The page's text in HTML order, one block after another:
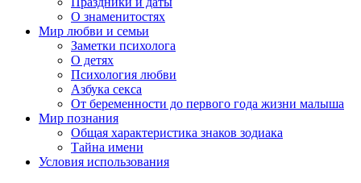
О знаменитостях
Мир любви и семьи
Заметки психолога
О детях
Психология любви
Азбука секса
От беременности до первого года жизни малыша
Мир познания
Общая характеристика знаков зодиака
Тайна имени
Условия использования